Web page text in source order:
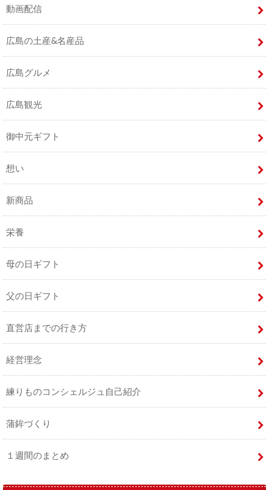
動画配信
広島の土産&名産品
広島グルメ
広島観光
御中元ギフト
想い
新商品
栄養
母の日ギフト
父の日ギフト
直営店までの行き方
経営理念
練りものコンシェルジュ自己紹介
蒲鉾づくり
１週間のまとめ